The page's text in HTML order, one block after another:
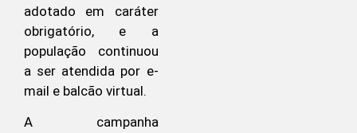
adotado em caráter
obrigatório, e a
população continuou
a ser atendida por e-
mail e balcão virtual.
A campanha